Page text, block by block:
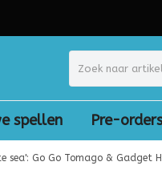
spellen Pre-orders
sea': Go Go Tomago & Gadget